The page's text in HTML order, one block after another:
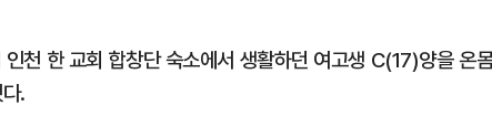
천 한 교회 합창단 숙소에서 생활하던 여고생 C(17)양을 온
.